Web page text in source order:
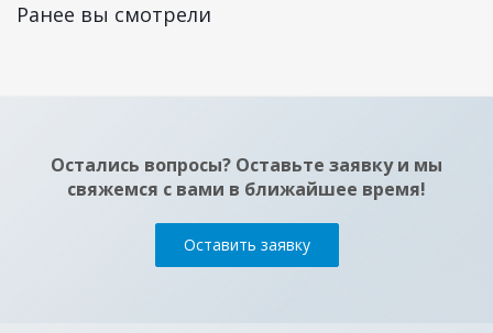
Ранее вы смотрели
Остались вопросы? Оставьте заявку и мы
свяжемся с вами в ближайшее время!
Оставить заявку